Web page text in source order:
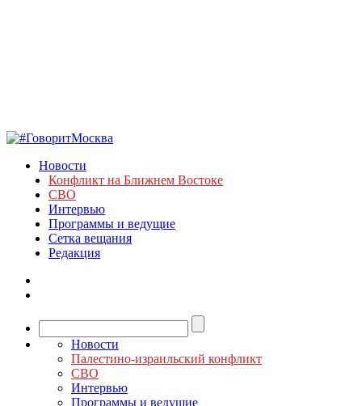
Новости
Конфликт на Ближнем Востоке
СВО
Интервью
Программы и ведущие
Сетка вещания
Редакция
Новости
Палестино-израильский конфликт
СВО
Интервью
Программы и ведущие